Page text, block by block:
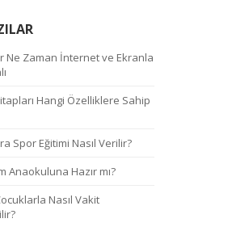
Ne Zaman İnternet ve Ekranla
Hangi Özelliklere Sahip
Spor Eğitimi Nasıl Verilir?
Anaokuluna Hazır mı?
Nasıl Vakit